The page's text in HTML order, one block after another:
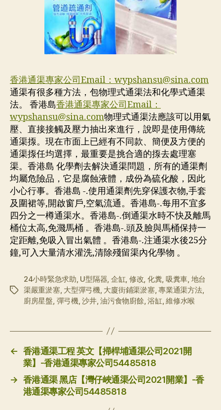
香港通渠專家公司Email： wypshansu@sina.com
通渠有很多種方法，包物理式通渠法和化學式通渠
法。 香港島香港通渠專家公司Email：
wypshansu@sina.com物理式通渠法應該可以用氣
壓、直接接觸及壓力抽出來進行，說即是使用傳統
通渠揼。現在市面上已經有不同款、簡便及方便的
通渠揼任均選擇，最重要是挑合適的揼去處理塞
渠。香港島 化學劑去解決通渠問題，所有的通渠劑
均屬危險品，它是腐蝕液體，成份為硫化酸，因此
小心行事。香港島 -.使用通渠劑先穿保護衣物,手套
及圍裙等,開啟窗戶,空氣流通。香港島-.每用不宜多
四分之一樽通渠水。香港島-.倒通渠水時不快及離馬
桶位太高,免濺馬桶 。香港島-.頭及臉與馬桶保持一
定距離,免吸入冒出氣體 。香港島-.注通渠水後25分
鐘,可入大量清水灌洗,清除殘留渠內化學物 。
标
24小時緊急求助 U型隔器 企缸 修改 化糞 吸糞車 地台
渠嚴重淤塞, 大型彈弓機, 大廈街鋪渠淤塞,專業通渠方法,
廚房星盤 彈弓機,沙井,油污食物廚餘 ,浴缸 ,維修水喉
← 香港通渠工程 英文【掃桿埔通渠公司2021開
業】-香港通渠專家公司54485818
→ 香港通渠 黑店【灣仔峽通渠公司2021開業】-香
港通渠專家公司54485818